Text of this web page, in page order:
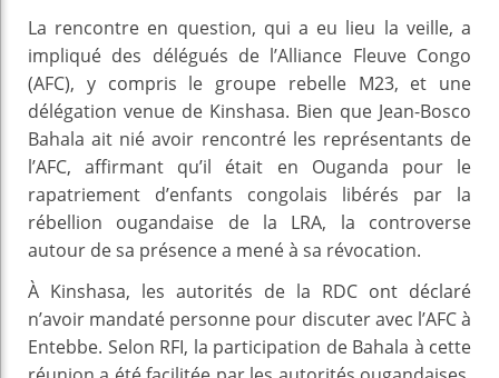
La rencontre en question, qui a eu lieu la veille, a
impliqué des délégués de l’Alliance Fleuve Congo
(AFC), y compris le groupe rebelle M23, et une
délégation venue de Kinshasa. Bien que Jean-Bosco
Bahala ait nié avoir rencontré les représentants de
l’AFC, affirmant qu’il était en Ouganda pour le
rapatriement d’enfants congolais libérés par la
rébellion ougandaise de la LRA, la controverse
autour de sa présence a mené à sa révocation.
À Kinshasa, les autorités de la RDC ont déclaré
n’avoir mandaté personne pour discuter avec l’AFC à
Entebbe. Selon RFI, la participation de Bahala à cette